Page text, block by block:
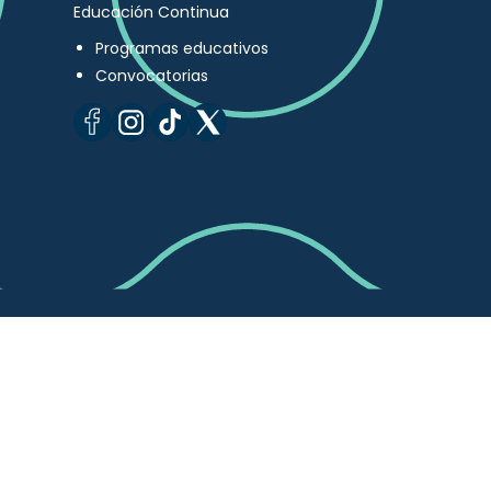
Educación Continua
Programas educativos
Convocatorias